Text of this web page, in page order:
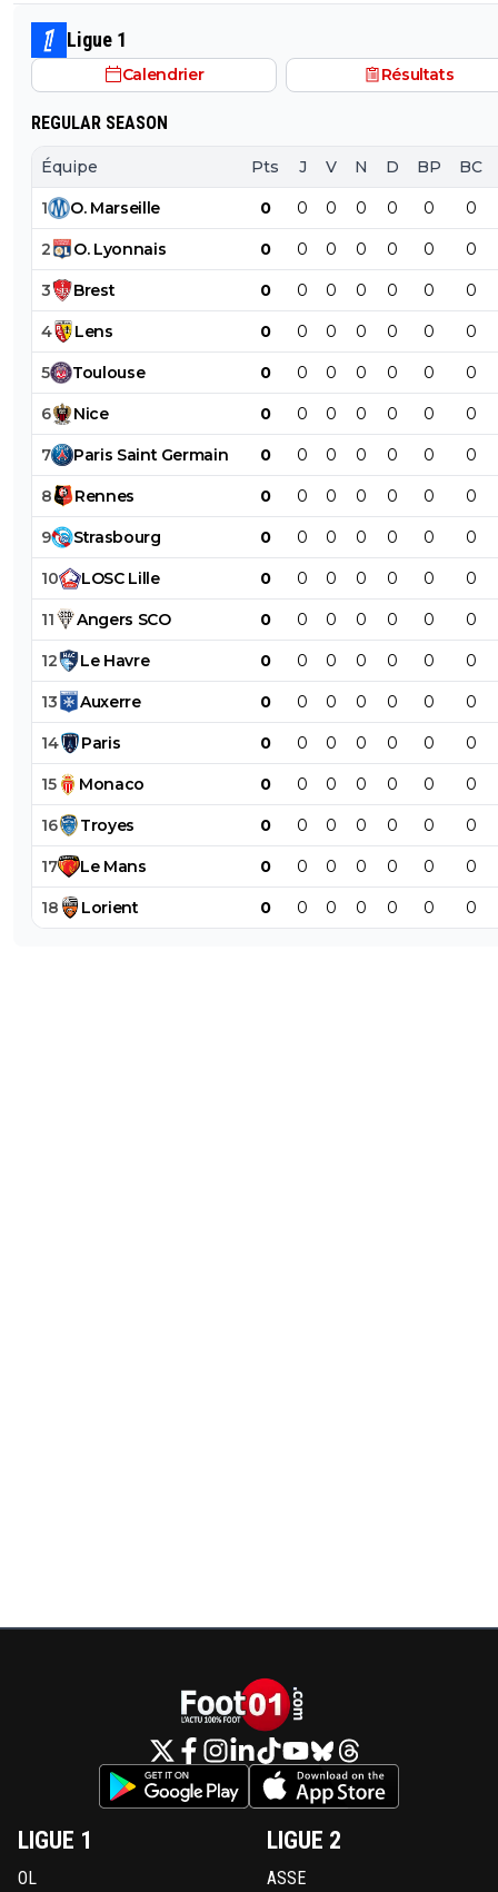
Ligue 1
Calendrier Résultats
REGULAR SEASON
Équipe Pts J V N D BP BC
1 O. Marseille 0 0 0 0 0 0 0
2 O. Lyonnais 0 0 0 0 0 0 0
3 Brest 0 0 0 0 0 0 0
4 Lens 0 0 0 0 0 0 0
5 Toulouse 0 0 0 0 0 0 0
6 Nice 0 0 0 0 0 0 0
7 Paris Saint Germain 0 0 0 0 0 0 0
8 Rennes 0 0 0 0 0 0 0
9 Strasbourg 0 0 0 0 0 0 0
10 LOSC Lille 0 0 0 0 0 0 0
11 Angers SCO 0 0 0 0 0 0 0
12 Le Havre 0 0 0 0 0 0 0
13 Auxerre 0 0 0 0 0 0 0
14 Paris 0 0 0 0 0 0 0
15 Monaco 0 0 0 0 0 0 0
16 Troyes 0 0 0 0 0 0 0
17 Le Mans 0 0 0 0 0 0 0
18 Lorient 0 0 0 0 0 0 0
LIGUE 1
OL
LIGUE 2
ASSE